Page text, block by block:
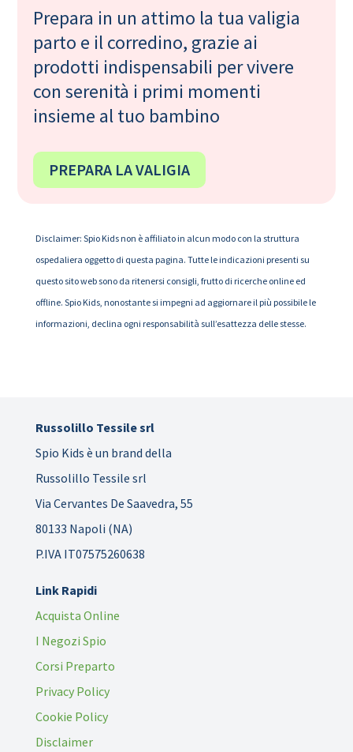
Prepara in un attimo la tua valigia
parto e il corredino, grazie ai
prodotti indispensabili per vivere
con serenità i primi momenti
insieme al tuo bambino
PREPARA LA VALIGIA
Disclaimer: Spio Kids non è affiliato in alcun modo con la struttura
ospedaliera oggetto di questa pagina. Tutte le indicazioni presenti su
questo sito web sono da ritenersi consigli, frutto di ricerche online ed
offline. Spio Kids, nonostante si impegni ad aggiornare il più possibile le
informazioni, declina ogni responsabilità sull’esattezza delle stesse.
Russolillo Tessile srl
Spio Kids è un brand della
Russolillo Tessile srl
Via Cervantes De Saavedra, 55
80133 Napoli (NA)
P.IVA IT07575260638
Link Rapidi
Acquista Online
I Negozi Spio
Corsi Preparto
Privacy Policy
Cookie Policy
Disclaimer